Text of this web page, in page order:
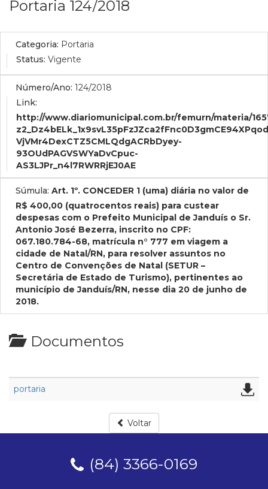
Portaria 124/2018
Categoria: Portaria
Status: Vigente
Número/Ano: 124/2018
Link:
http://www.diariomunicipal.com.br/femurn/materia/
VjVMr4DexCTZ5CMLQdgACRbDyey-
93OUdPAGVSWYaDvCpuc-
AS3LJPr_n4l7RWRRjEJ0AE
Súmula: Art. 1º. CONCEDER 1 (uma) diária no valor de
R$ 400,00 (quatrocentos reais) para custear
despesas com o Prefeito Municipal de Janduís o Sr.
Antonio José Bezerra, inscrito no CPF:
067.180.784-68, matrícula n° 777 em viagem a
cidade de Natal/RN, para resolver assuntos no
Centro de Convenções de Natal (SETUR –
Secretária de Estado de Turismo), pertinentes ao
município de Janduís/RN, nesse dia 20 de junho de
2018.
Documentos
portaria
Voltar
(84) 3366-0169